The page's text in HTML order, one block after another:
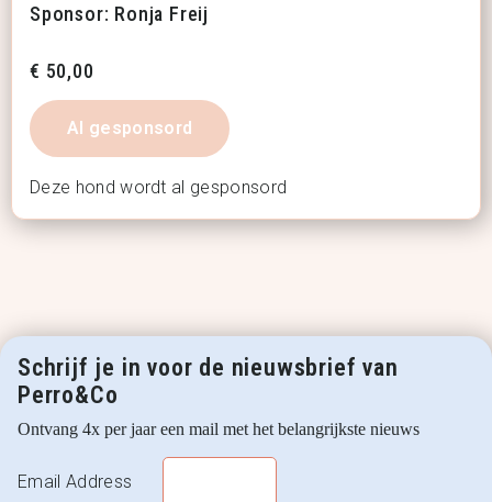
Sponsor: Ronja Freij
€ 50,00
Al gesponsord
Deze hond wordt al gesponsord
Schrijf je in voor de nieuwsbrief van
Perro&Co
Ontvang 4x per jaar een mail met het belangrijkste nieuws
Email Address